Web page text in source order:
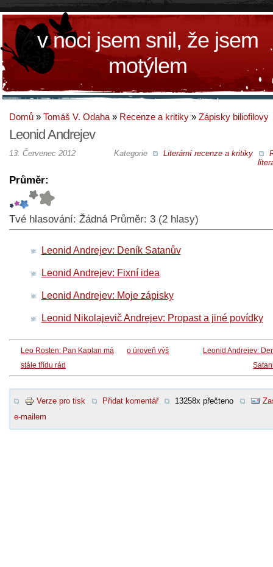
v noci jsem snil, že jsem
motýlem
Domů » Tomáš V. Odaha » Recenze a kritiky » Zápisky biliofilovy
Leonid Andrejev
Kategorie Literární recenze a kritiky
13. Červenec 2012
Průměr:
Tvé hlasování: Žádná Průměr: 3 (2 hlasy)
Leonid Andrejev: Deník Satanův
Leonid Andrejev: Fixní idea
Leonid Andrejev: Moje zápisky
Leonid Nikolajevič Andrejev: Propast a jiné povídky
Leo Rosten: Pan Kaplan má
stále třídu rád
o úroveň výš
Leonid Andrejev:
Verze pro tisk Přidat komentář 13258x přečteno
e-mailem